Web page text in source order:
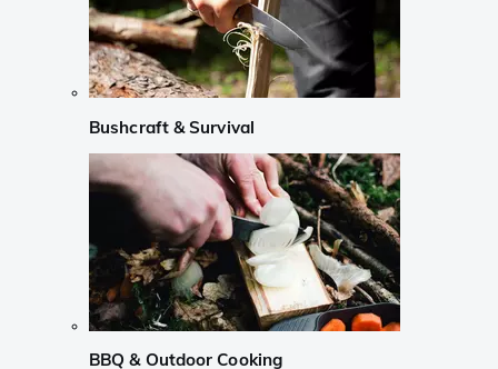
Bushcraft & Survival
BBQ & Outdoor Cooking